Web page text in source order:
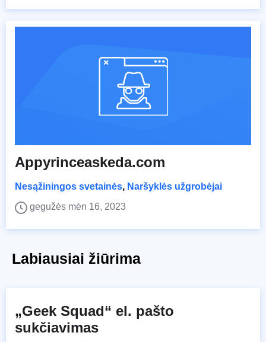
Appyrinceaskeda.com
Nesąžiningos svetainės, Naršyklės užgrobėjai
gegužės mėn 16, 2023
Labiausiai žiūrima
„Geek Squad“ el. pašto
sukčiavimas